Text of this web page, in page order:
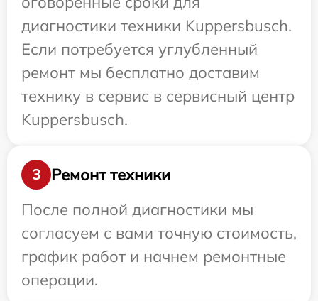
диагностики техники Kuppersbusch.
Если потребуется углубленный
ремонт мы бесплатно доставим
технику в сервис в сервисный центр
Kuppersbusch.
3
Ремонт техники
После полной диагностики мы
согласуем с вами точную стоимость,
график работ и начнем ремонтные
операции.